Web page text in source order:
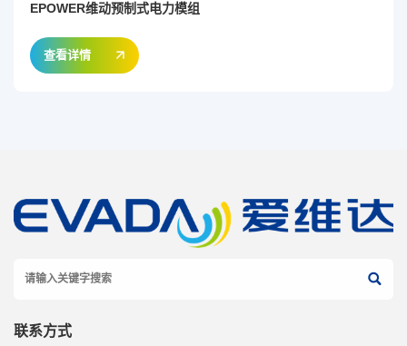
EPOWER维动预制式电力模组
查看详情
联系方式